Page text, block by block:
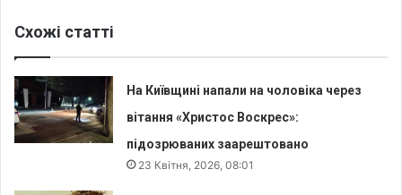
Схожі статті
На Київщині напали на чоловіка через
вітання «Христос Воскрес»:
підозрюваних заарештовано
23 Квітня, 2026, 08:01